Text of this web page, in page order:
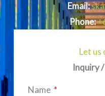
Email:
Phone:
Let us
Inquiry
Name